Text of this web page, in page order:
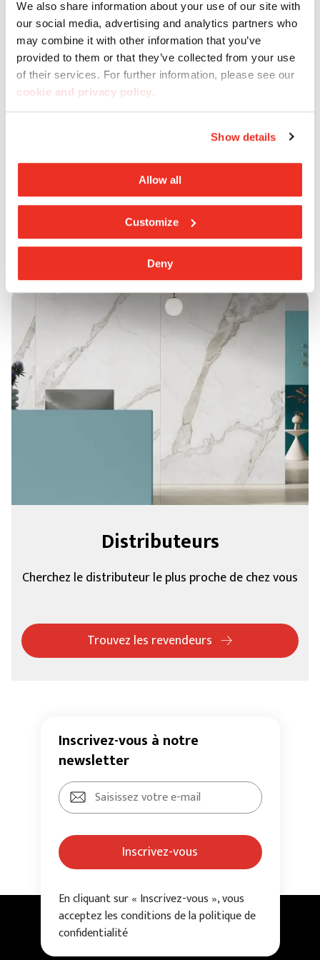
We also share information about your use of our site with
our social media, advertising and analytics partners who
may combine it with other information that you’ve
provided to them or that they’ve collected from your use
of their services. For further information, please see our
cookie and privacy policy.
Show details
Allow all
Customize
Deny
Assistance
Besoin d’aide ? Casalgrande Padana met à
disposition son service client afin d’apporter
l'assistance et les conseils nécessaires.
Contactez-nous
Distributeurs
Cherchez le distributeur le plus proche de chez vous
Trouvez les revendeurs
Inscrivez-vous à notre
newsletter
Inscrivez-vous
En cliquant sur « Inscrivez-vous », vous
acceptez les conditions de la politique de
confidentialité